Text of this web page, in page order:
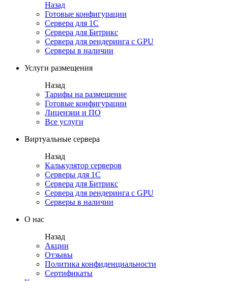
Назад
Готовые конфигурации
Сервера для 1С
Сервера для Битрикс
Сервера для рендеринга с GPU
Серверы в наличии
Услуги размещения
Назад
Тарифы на размещение
Готовые конфигурации
Лицензии и ПО
Все услуги
Виртуальные сервера
Назад
Калькулятор серверов
Серверы для 1С
Сервера для Битрикс
Сервера для рендеринга с GPU
Серверы в наличии
О нас
Назад
Акции
Отзывы
Политика конфиденциальности
Сертификаты